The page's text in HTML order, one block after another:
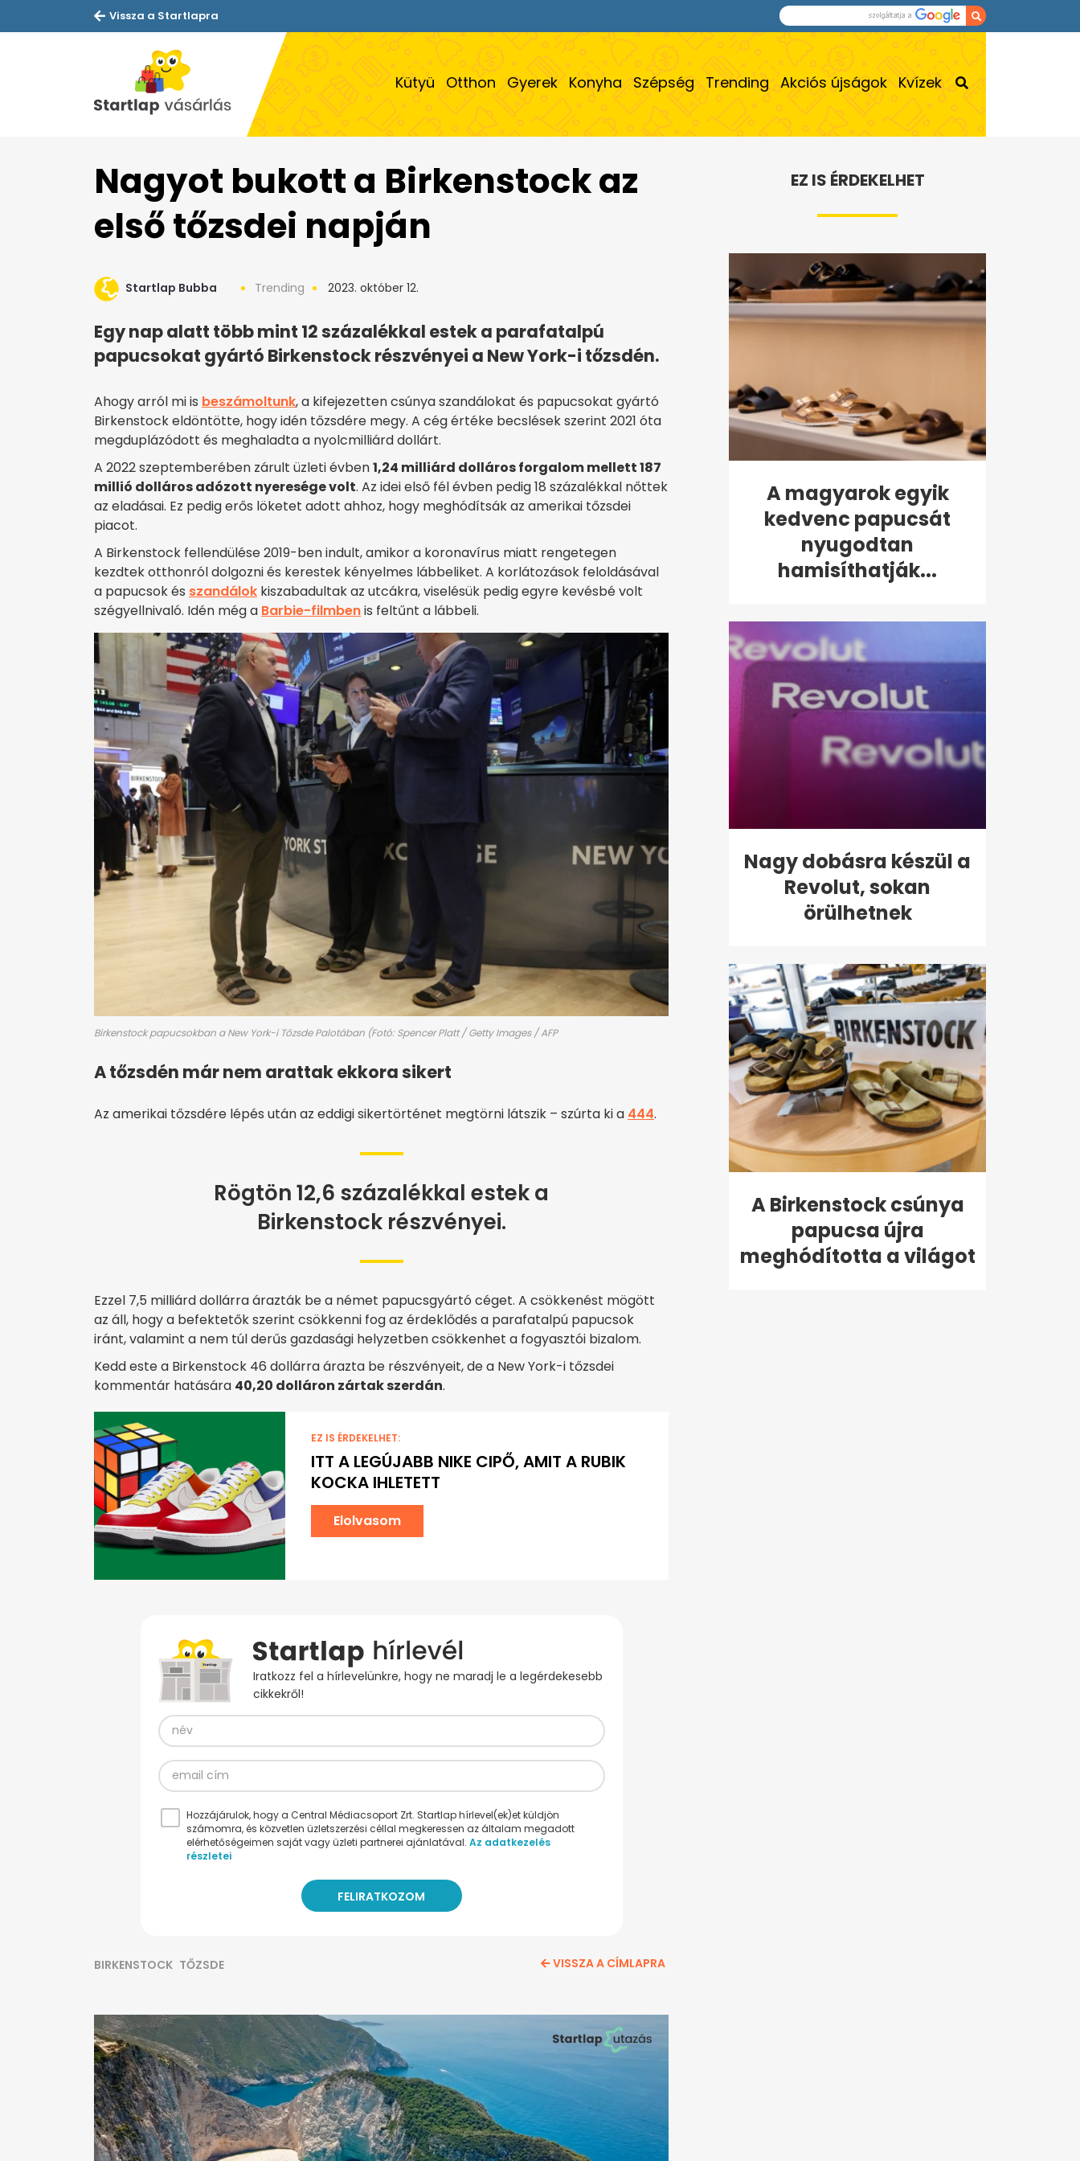
Vissza a Startlapra
Kütyü Otthon Gyerek Konyha Szépség Trending Akciós újságok Kvízek
Nagyot bukott a Birkenstock az
első tőzsdei napján
Startlap Bubba Trending 2023. október 12.
Egy nap alatt több mint 12 százalékkal estek a parafatalpú
papucsokat gyártó Birkenstock részvényei a New York-i tőzsdén.
Ahogy arról mi is beszámoltunk, a kifejezetten csúnya szandálokat és papucsokat gyártó
Birkenstock eldöntötte, hogy idén tőzsdére megy. A cég értéke becslések szerint 2021 óta
megduplázódott és meghaladta a nyolcmilliárd dollárt.
A 2022 szeptemberében zárult üzleti évben1,24 milliárd dolláros forgalom mellett 187
millió dolláros adózott nyeresége volt. Az idei első fél évben pedig 18 százalékkal nőttek
az eladásai. Ez pedig erős löketet adott ahhoz, hogy meghódítsák az amerikai tőzsdei
piacot.
A Birkenstock fellendülése 2019-ben indult, amikor a koronavírus miatt rengetegen
kezdtek otthonról dolgozni és kerestek kényelmes lábbeliket. A korlátozások feloldásával
a papucsok és szandálok kiszabadultak az utcákra, viselésük pedig egyre kevésbé volt
szégyellnivaló. Idén még a Barbie-filmbenis feltűnt a lábbeli.
Birkenstock papucsokban a New York-i Tőzsde Palotában (Fotó: Spencer Platt / Getty Images / AFP
A tőzsdén már nem arattak ekkora sikert
Az amerikai tőzsdére lépés után az eddigi sikertörténet megtörni látszik – szúrta ki a 444.
Rögtön 12,6 százalékkal estek a
Birkenstock részvényei.
Ezzel 7,5 milliárd dollárra árazták be a német papucsgyártó céget. A csökkenést mögött
az áll, hogy a befektetők szerint csökkenni fog az érdeklődés a parafatalpú papucsok
iránt, valamint a nem túl derűs gazdasági helyzetben csökkenhet a fogyasztói bizalom.
Kedd este a Birkenstock 46 dollárra árazta be részvényeit, de a New York-i tőzsdei
kommentár hatására 40,20 dolláron zártak szerdán.
EZ IS ÉRDEKELHET:
ITT A LEGÚJABB NIKE CIPŐ, AMIT A RUBIK
KOCKA IHLETETT
Elolvasom
Iratkozz fel a hírlevelünkre, hogy ne maradj le a legérdekesebb
cikkekről!
Hozzájárulok, hogy a Central Médiacsoport Zrt. Startlap hírlevel(ek)et küldjön
számomra, és közvetlen üzletszerzési céllal megkeressen az általam megadott
elérhetőségeimen saját vagy üzleti partnerei ajánlatával. Az adatkezelés
részletei
BIRKENSTOCK TŐZSDE VISSZA A CÍMLAPRA
EZ IS ÉRDEKELHET
A magyarok egyik
kedvenc papucsát
nyugodtan
hamisíthatják...
Nagy dobásra készül a
Revolut, sokan
örülhetnek
A Birkenstock csúnya
papucsa újra
meghódította a világot